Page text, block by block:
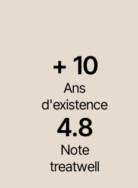
Ans
d'existence
+ 10
Note
treatwell
4.8